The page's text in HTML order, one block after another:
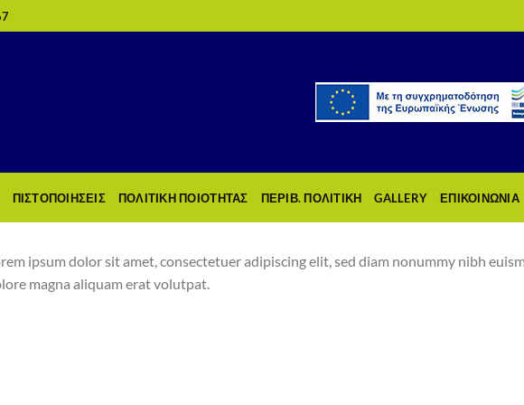
ΠΙΣΤΟΠΟΙΗΣΕΙΣ ΠΟΛΙΤΙΚΗ ΠΟΙΟΤΗΤΑΣ ΠΕΡΙΒ. ΠΟΛΙΤΙΚΗ GALLERY ΕΠΙΚΟΙΝΩΝΙΑ
ipsum dolor sit amet, consectetuer adipiscing elit, sed diam nonummy nibh
magna aliquam erat volutpat.